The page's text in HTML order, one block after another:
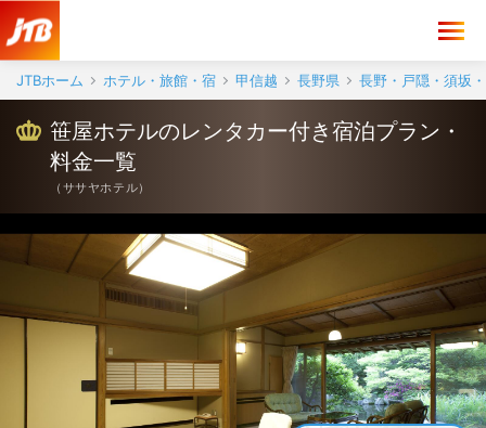
JTBホーム ホテル・旅館・宿 甲信越 長野県 長野・戸隠・須坂
笹屋ホテルのレンタカー付き宿泊プラン・
料金一覧
（ ササヤホテル）